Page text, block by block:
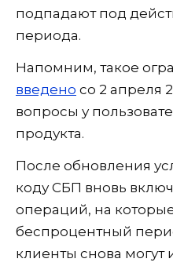
подпадают под
периода.
Напомним, такое
введено со 2 апреля
вопросы у
продукта.
После обновления
коду СБП вновь
операций, на
беспроцентный
клиенты снова могут